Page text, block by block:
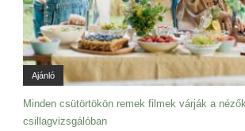
Ajánló
Minden csütörtökön remek filmek várják a
csillagvizsgálóban